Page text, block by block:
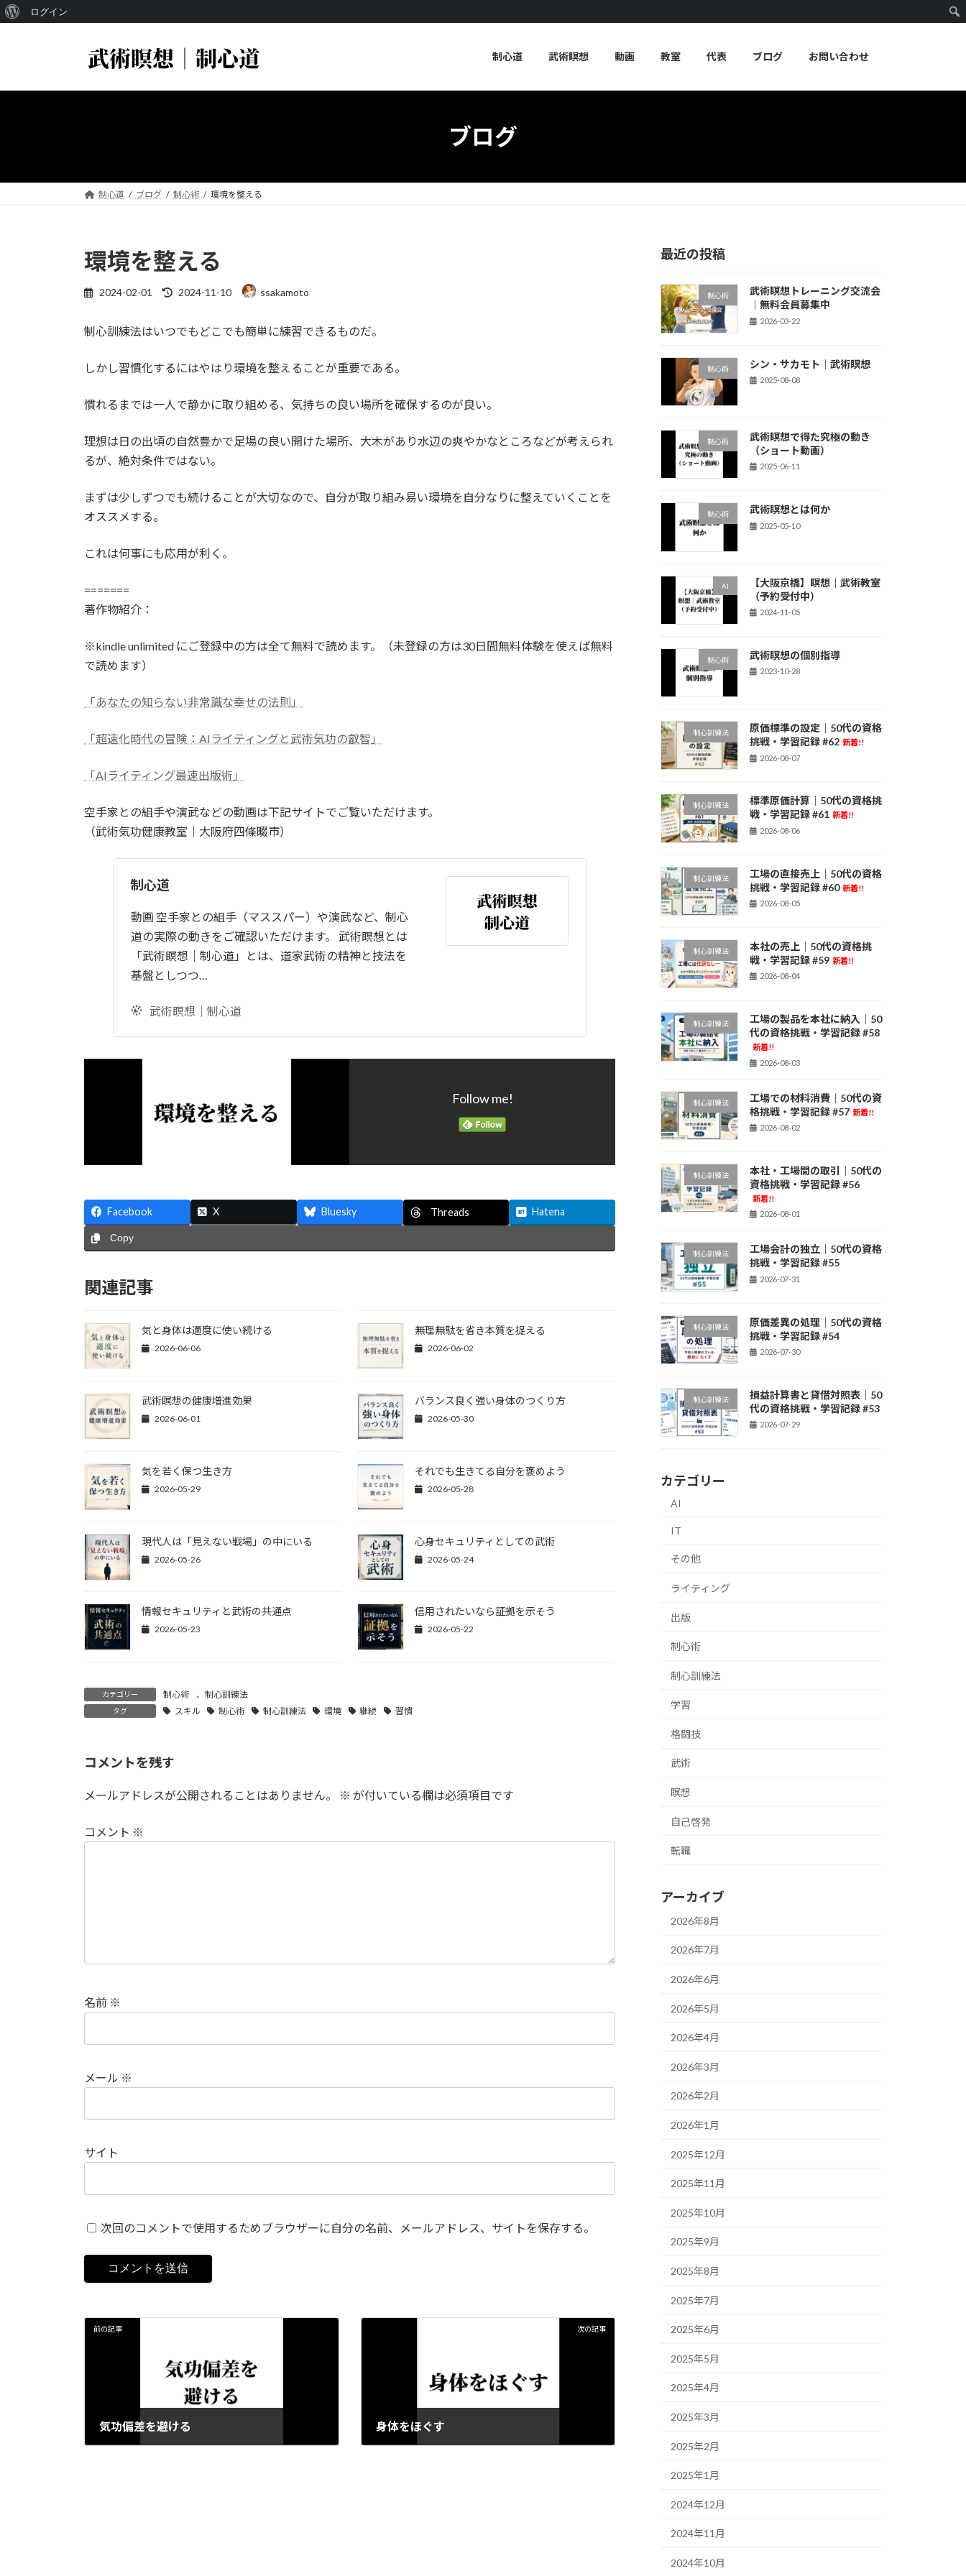
プ
動
WordPress
ログイン
制心道 武術瞑想 動画 教室 代表 ブログ お問い合わせ
ブログ
制心道 ブログ 制心術 環境を整える
環境を整える
2024-02-01
最
新
時
:
2024-11-10 ssakamoto
制心訓練法はいつでもどこでも簡単に練習できるものだ。
しかし習慣化するにはやはり環境を整えることが重要である。
慣れるまでは一人で静かに取り組める、気持ちの良い場所を確保するのが良い。
理想は日の出頃の自然豊かで足場の良い開けた場所、大木があり水辺の爽やかなところなどが考えられ
るが、絶対条件ではない。
まずは少しずつでも続けることが大切なので、自分が取り組み易い環境を自分なりに整えていくことを
オススメする。
これは何事にも応用が利く。
=======
著作物紹介：
※kindle unlimited にご登録中の方は全て無料で読めます。（未登録の方は30日間無料体験を使えば無料
で読めます）
「あなたの知らない非常識な幸せの法則」
「超速化時代の冒険：AIライティングと武術気功の叡智」
「AIライティング最速出版術」
空手家との組手や演武などの動画は下記サイトでご覧いただけます。
（武術気功健康教室｜大阪府四條畷市）
制心道
動画 空手家との組手（マススパー）や演武など、制心
道の実際の動きをご確認いただけます。 武術瞑想とは
「武術瞑想｜制心道」とは、道家武術の精神と技法を
基盤としつつ…
武術瞑想｜制心道
Follow me!
Facebook X Bluesky Threads Hatena
Copy
関連記事
気と身体は適度に使い続ける
2026-06-06
無理無駄を省き本質を捉える
2026-06-02
武術瞑想の健康増進効果
2026-06-01
バランス良く強い身体のつくり方
2026-05-30
気を若く保つ生き方
2026-05-29
それでも生きてる自分を褒めよう
2026-05-28
現代人は「見えない戦場」の中にいる
2026-05-26
心身セキュリティとしての武術
2026-05-24
情報セキュリティと武術の共通点
2026-05-23
信用されたいなら証拠を示そう
2026-05-22
カテゴリー 制心術 、 制心訓練法
タグ スキル 制心術 制心訓練法 環境 継続 習慣
コメントを残す
メールアドレスが公開されることはありません。 ※ が付いている欄は必須項目です
コメント ※
名前 ※
メール ※
サイト
次回のコメントで使用するためブラウザーに自分の名前、メールアドレス、サイトを保存する。
前の記事
気功偏差を避ける
次の記事
身体をほぐす
最近の投稿
制心術
武術瞑想トレーニング交流会
｜無料会員募集中
2026-03-22
制心術 シン・サカモト｜武術瞑想
2025-08-08
制心術
武術瞑想で得た究極の動き
（ショート動画）
2025-06-11
制心術 武術瞑想とは何か
2025-05-10
AI
【大阪京橋】瞑想｜武術教室
（予約受付中）
2024-11-05
制心術 武術瞑想の個別指導
2023-10-28
制心訓練法
原価標準の設定｜50代の資格
挑戦・学習記録 #62 新着!!
2026-08-07
制心訓練法
標準原価計算｜50代の資格挑
戦・学習記録 #61 新着!!
2026-08-06
制心訓練法
工場の直接売上｜50代の資格
挑戦・学習記録 #60 新着!!
2026-08-05
制心訓練法
本社の売上｜50代の資格挑
戦・学習記録 #59 新着!!
2026-08-04
制心訓練法
工場の製品を本社に納入｜50
代の資格挑戦・学習記録 #58
新着!!
2026-08-03
制心訓練法
工場での材料消費｜50代の資
格挑戦・学習記録 #57 新着!!
2026-08-02
制心訓練法
本社・工場間の取引｜50代の
資格挑戦・学習記録 #56
新着!!
2026-08-01
制心訓練法
工場会計の独立｜50代の資格
挑戦・学習記録 #55
2026-07-31
制心訓練法
原価差異の処理｜50代の資格
挑戦・学習記録 #54
2026-07-30
制心訓練法
損益計算書と貸借対照表｜50
代の資格挑戦・学習記録 #53
2026-07-29
カテゴリー
AI
IT
その他
ライティング
出版
制心術
制心訓練法
学習
格闘技
武術
瞑想
自己啓発
転職
アーカイブ
2026年8月
2026年7月
2026年6月
2026年5月
2026年4月
2026年3月
2026年2月
2026年1月
2025年12月
2025年11月
2025年10月
2025年9月
2025年8月
2025年7月
2025年6月
2025年5月
2025年4月
2025年3月
2025年2月
2025年1月
2024年12月
2024年11月
2024年10月